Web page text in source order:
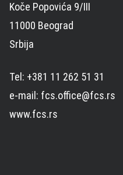
Koče Popovića 9/III
11000 Beograd
Srbija
Tel: +381 11 262 51 31
e-mail: fcs.office@fcs.rs
www.fcs.rs